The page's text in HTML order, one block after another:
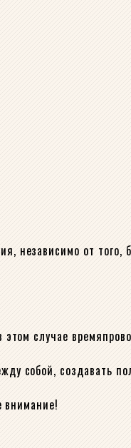
независимо от
случае
собой, создавать
внимание!